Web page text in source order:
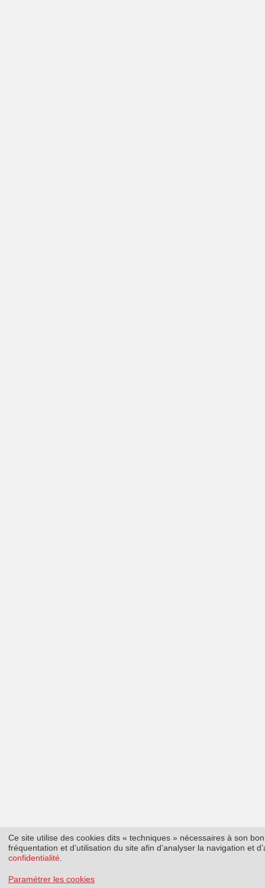
Ce site utilise des cookies dits « techniques » nécessaires à son
fréquentation et d’utilisation du site afin d’analyser la navigation et
confidentialité
Paramétrer les cookies